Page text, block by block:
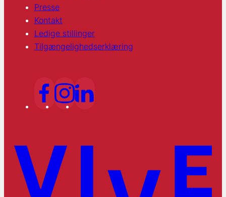
Presse
Kontakt
Ledige stillinger
Tilgængelighedserklæring